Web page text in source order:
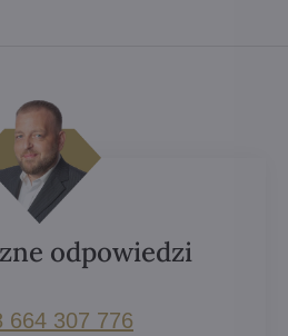
odpowiedzi
664 307 776